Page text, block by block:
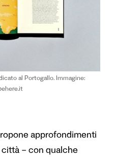
al Portogallo. Immagine:
approfondimenti
– con qualche